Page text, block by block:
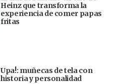
Heinz que transforma la
experiencia de comer papas
fritas
Upa!: muñecas de tela con
historia y personalidad